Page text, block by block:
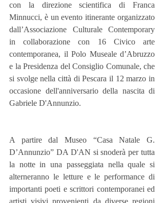
con la direzione scientifica di Franca
Minnucci, è un evento itinerante organizzato
dall’Associazione Culturale Contemporary
in collaborazione con 16 Civico arte
contemporanea, il Polo Museale d’Abruzzo
e la Presidenza del Consiglio Comunale, che
si svolge nella città di Pescara il 12 marzo in
occasione dell'anniversario della nascita di
Gabriele D'Annunzio.
A partire dal Museo “Casa Natale G.
D’Annunzio” DA D'AN si snoderà per tutta
la notte in una passeggiata nella quale si
alterneranno le letture e le performance di
importanti poeti e scrittori contemporanei ed